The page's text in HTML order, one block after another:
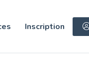
Inscription